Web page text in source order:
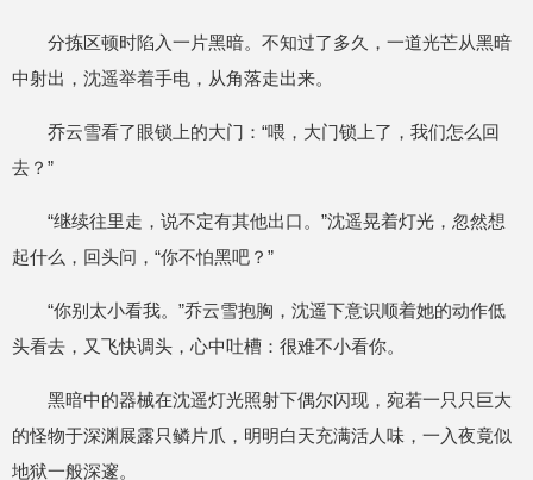
分拣区顿时陷入一片黑暗。不知过了多久，一道光芒从黑暗
中射出，沈遥举着手电，从角落走出来。
乔云雪看了眼锁上的大门：“喂，大门锁上了，我们怎么回
去？”
“继续往里走，说不定有其他出口。”沈遥晃着灯光，忽然想
起什么，回头问，“你不怕黑吧？”
“你别太小看我。”乔云雪抱胸，沈遥下意识顺着她的动作低
头看去，又飞快调头，心中吐槽：很难不小看你。
黑暗中的器械在沈遥灯光照射下偶尔闪现，宛若一只只巨大
的怪物于深渊展露只鳞片爪，明明白天充满活人味，一入夜竟似
地狱一般深邃。